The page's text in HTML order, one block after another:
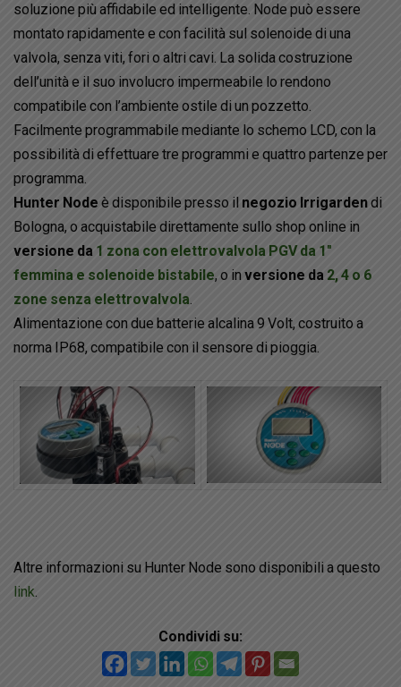
soluzione più affidabile ed intelligente. Node può essere
montato rapidamente e con facilità sul solenoide di una
valvola, senza viti, fori o altri cavi. La solida costruzione
dell’unità e il suo involucro impermeabile lo rendono
compatibile con l’ambiente ostile di un pozzetto.
Facilmente programmabile mediante lo schemo LCD, con la
possibilità di effettuare tre programmi e quattro partenze per
programma.
Hunter Node è disponibile presso il negozio Irrigardendi
Bologna, o acquistabile direttamente sullo shop online in
versione da 1 zona con elettrovalvola PGV da 1″
femmina e solenoide bistabile, o in versione da 2, 4 o 6
zone senza elettrovalvola.
Alimentazione con due batterie alcalina 9 Volt, costruito a
norma IP68, compatibile con il sensore di pioggia.
Altre informazioni su Hunter Node sono disponibili a questo
link.
Condividi su: